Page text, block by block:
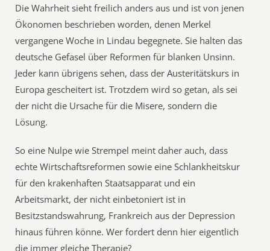
Die Wahrheit sieht freilich anders aus und ist von jenen
Ökonomen beschrieben worden, denen Merkel
vergangene Woche in Lindau begegnete. Sie halten das
deutsche Gefasel über Reformen für blanken Unsinn.
Jeder kann übrigens sehen, dass der Austeritätskurs in
Europa gescheitert ist. Trotzdem wird so getan, als sei
der nicht die Ursache für die Misere, sondern die
Lösung.
So eine Nulpe wie Strempel meint daher auch, dass
echte Wirtschaftsreformen sowie eine Schlankheitskur
für den krakenhaften Staatsapparat und ein
Arbeitsmarkt, der nicht einbetoniert ist in
Besitzstandswahrung, Frankreich aus der Depression
hinaus führen könne. Wer fordert denn hier eigentlich
die immer gleiche Therapie?